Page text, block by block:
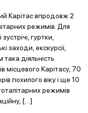
Карітас впродовж 2
режимів. Для
гуртки,
заходи, екскурсії,
така діяльність
місцевого Карітасу, 70
похилого віку і ще 10
режимів
[…]